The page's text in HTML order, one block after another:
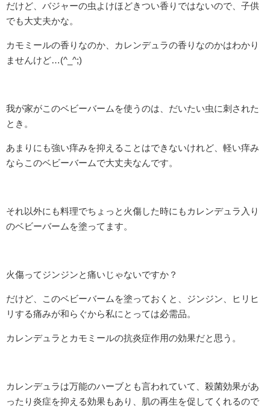
だけど、バジャーの虫よけほどきつい香りではないので、子供
でも大丈夫かな。
カモミールの香りなのか、カレンデュラの香りなのかはわかり
ませんけど…(^_^;)
我が家がこのベビーバームを使うのは、だいたい虫に刺された
とき。
あまりにも強い痒みを抑えることはできないけれど、軽い痒み
ならこのベビーバームで大丈夫なんです。
それ以外にも料理でちょっと火傷した時にもカレンデュラ入り
のベビーバームを塗ってます。
火傷ってジンジンと痛いじゃないですか？
だけど、このベビーバームを塗っておくと、ジンジン、ヒリヒ
リする痛みが和らぐから私にとっては必需品。
カレンデュラとカモミールの抗炎症作用の効果だと思う。
カレンデュラは万能のハーブとも言われていて、殺菌効果があ
ったり炎症を抑える効果もあり、肌の再生を促してくれるので